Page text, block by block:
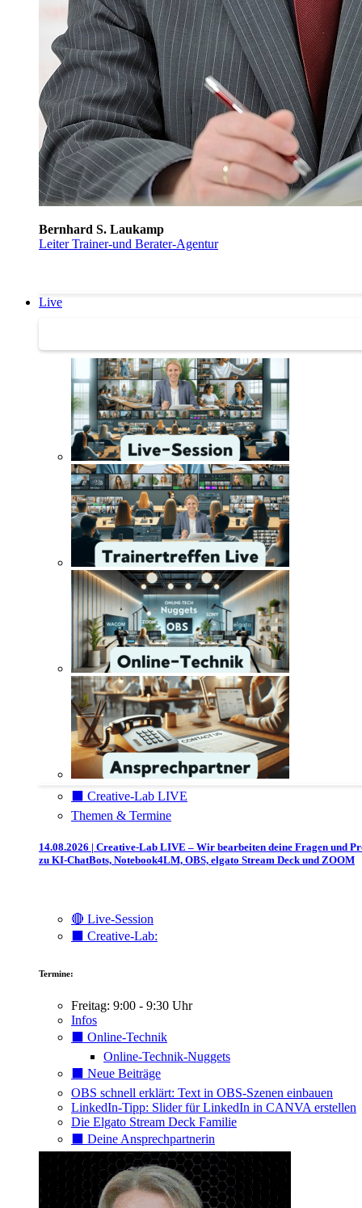
Bernhard S. Laukamp
Leiter Trainer-und Berater-Agentur
Live
⬛️ Creative-Lab LIVE
Themen & Termine
14.08.2026 | Creative-Lab LIVE – Wir bearbeiten deine Fragen und
zu KI-ChatBots, Notebook4LM, OBS, elgato Stream Deck und ZOOM
🔴 Live-Session
⬛️ Creative-Lab:
Termine:
Freitag: 9:00 - 9:30 Uhr
Infos
⬛️ Online-Technik
Online-Technik-Nuggets
⬛️ Neue Beiträge
OBS schnell erklärt: Text in OBS-Szenen einbauen
LinkedIn-Tipp: Slider für LinkedIn in CANVA erstellen
Die Elgato Stream Deck Familie
⬛️ Deine Ansprechpartnerin